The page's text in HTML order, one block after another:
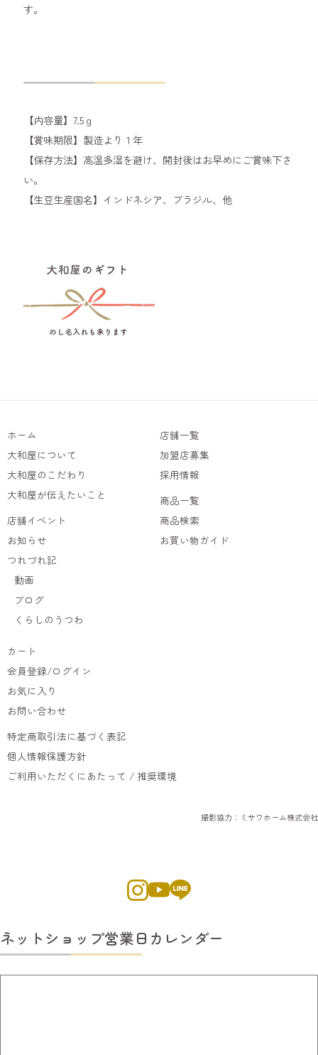
す。
【内容量】7.5ｇ
【賞味期限】製造より１年
【保存方法】高温多湿を避け、開封後はお早めにご賞味下さ
い。
【生豆生産国名】インドネシア、ブラジル、他
ホーム
大和屋について
大和屋のこだわり
大和屋が伝えたいこと
店舗イベント
お知らせ
つれづれ記
動画
ブログ
くらしのうつわ
店舗一覧
加盟店募集
採用情報
商品一覧
商品検索
お買い物ガイド
カート
会員登録/ログイン
お気に入り
お問い合わせ
特定商取引法に基づく表記
個人情報保護方針
ご利用いただくにあたって / 推奨環境
撮影協力：ミサワホーム株式会社
ネットショップ営業日カレンダー